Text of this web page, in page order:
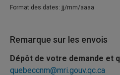
Format des dates: jj/mm/aaaa
Remarque sur les envois
Dépôt de votre demande et
quebeccnm@mri.gouv.qc.ca